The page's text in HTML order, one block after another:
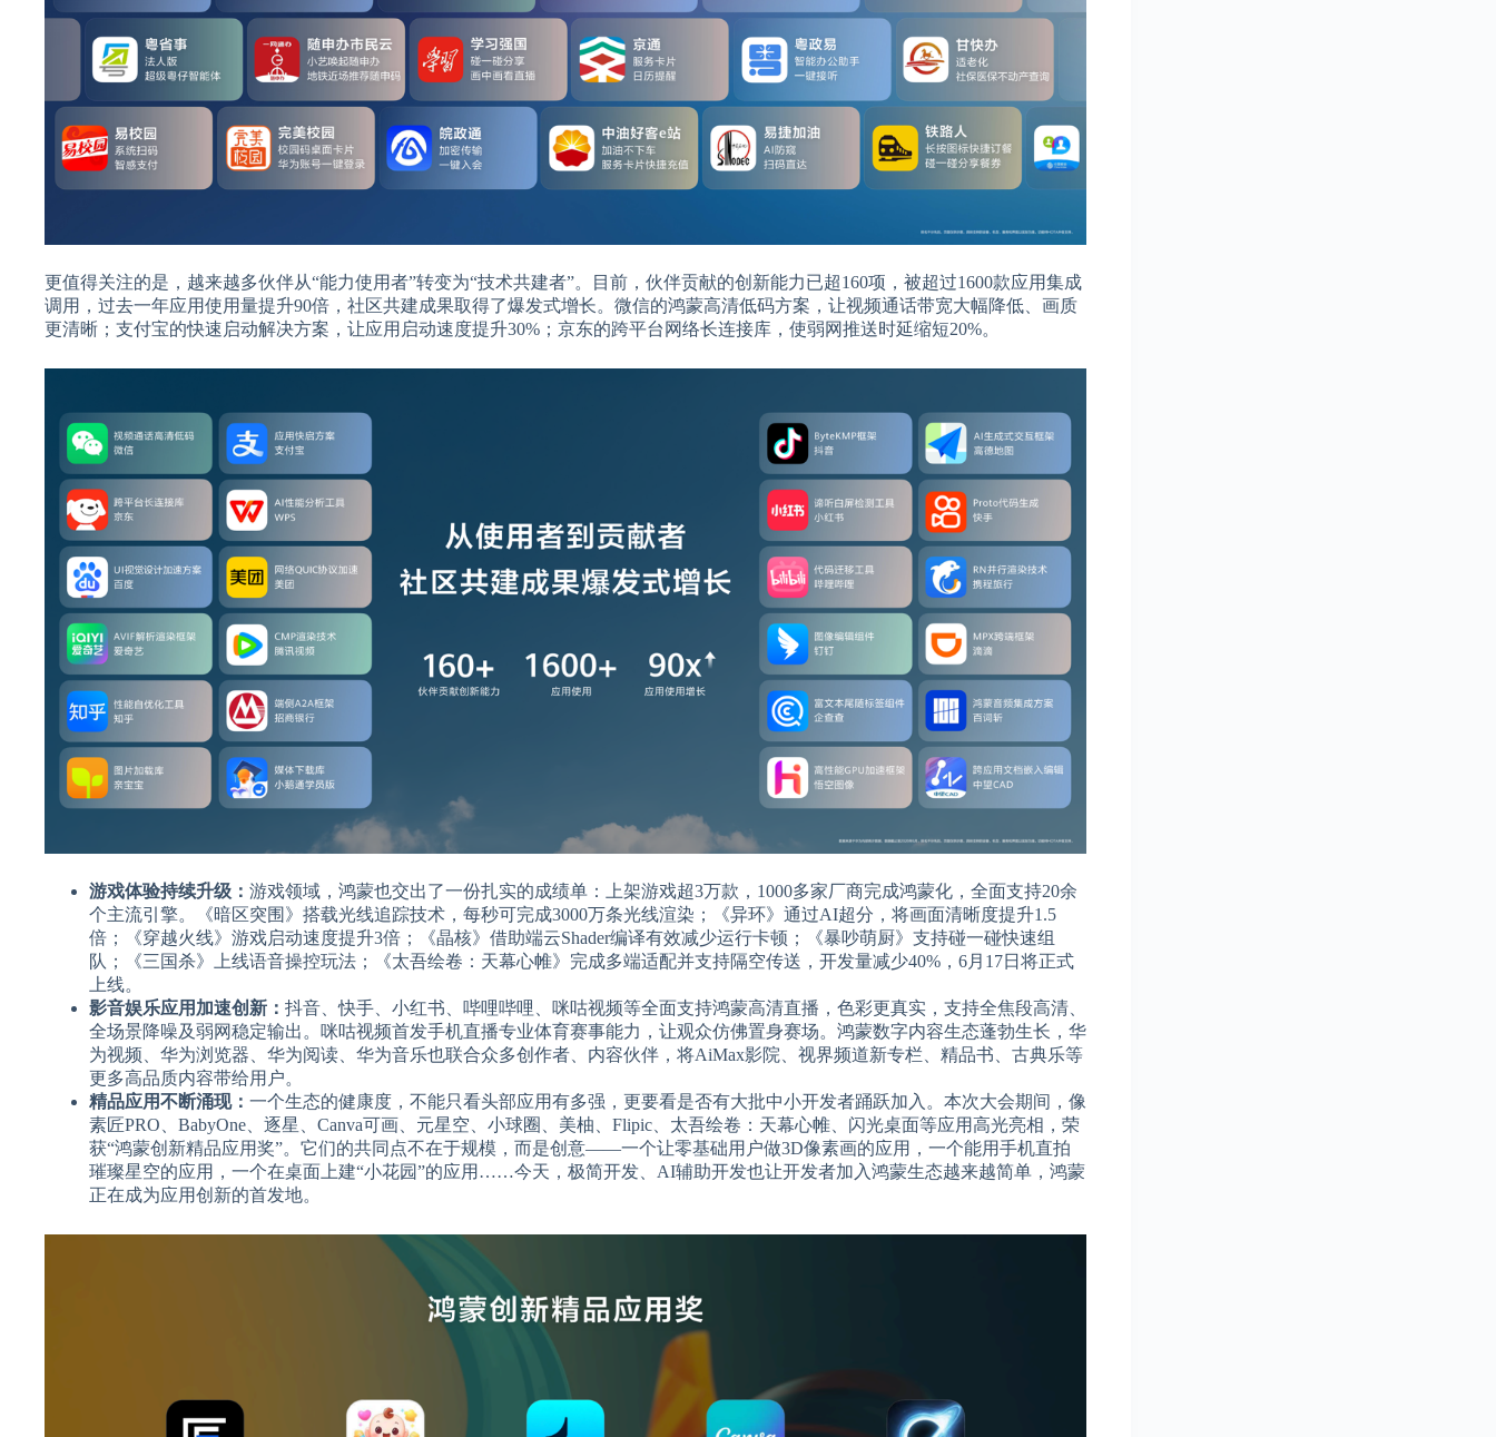
更值得关注的是，越来越多伙伴从“能力使用者”转变为“技术共建者”。目前，伙伴贡献的创新能力已超160项，被超过1600款应用集成
调用，过去一年应用使用量提升90倍，社区共建成果取得了爆发式增长。微信的鸿蒙高清低码方案，让视频通话带宽大幅降低、画质
更清晰；支付宝的快速启动解决方案，让应用启动速度提升30%；京东的跨平台网络长连接库，使弱网推送时延缩短20%。
游戏体验持续升级： 游戏领域，鸿蒙也交出了一份扎实的成绩单：上架游戏超3万款，1000多家厂商完成鸿蒙化，全面支持20余
个主流引擎。《暗区突围》搭载光线追踪技术，每秒可完成3000万条光线渲染；《异环》 通过AI超分，将画面清晰度提升1.5
倍；《穿越火线》游戏启动速度提升3倍；《晶核》借助端云Shader编译有效减少运行卡顿；《暴吵萌厨》支持碰一碰快速组
队；《三国杀》上线语音操控玩法；
《太吾绘卷：天幕心帷》完成多端适配并支持隔空传送，开发量减少40%，6月17日将正式
上线。
影音娱乐应用加速创新： 抖音、快手、小红书、哔哩哔哩、咪咕视频等全面支持鸿蒙高清直播，色彩更真实，支持全焦段高清、
全场景降噪及弱网稳定输出。咪咕视频首发手机直播专业体育赛事能力，让观众仿佛置身赛场。鸿蒙数字内容生态蓬勃生长，华
为视频、华为浏览器、华为阅读、华为音乐也联合众多创作者、内容伙伴，将AiMax影院、视界频道新专栏、精品书、古典乐等
更多高品质内容带给用户。
精品应用不断涌现： 一个生态的健康度，不能只看头部应用有多强，更要看是否有大批中小开发者踊跃加入。本次大会期间，像
素匠PRO、BabyOne、逐星、Canva可画、元星空、小球圈、美柚、Flipic、太吾绘卷：天幕心帷、闪光桌面等应用高光亮相，荣
获“鸿蒙创新精品应用奖”。它们的共同点不在于规模，而是创意——一个让零基础用户做3D像素画的应用，一个能用手机直拍
璀璨星空的应用，一个在桌面上建“小花园”的应用……今天，极简开发、AI辅助开发也让开发者加入鸿蒙生态越来越简单，鸿蒙
正在成为应用创新的首发地。